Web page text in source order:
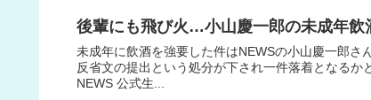
後輩にも飛び火…小山慶一郎の未成年飲
未成年に飲酒を強要した件はNEWSの小山慶一郎
反省文の提出という処分が下され一件落着となるか
NEWS 公式生...